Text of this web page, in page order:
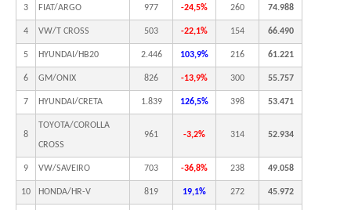
3 FIAT/ARGO 977 -24,5% 260 74.988
4 VW/T CROSS 503 -22,1% 154 66.490
5 HYUNDAI/HB20 2.446 103,9% 216 61.221
6 GM/ONIX 826 -13,9% 300 55.757
7 HYUNDAI/CRETA 1.839 126,5% 398 53.471
8
TOYOTA/COROLLA
CROSS
961 -3,2% 314 52.934
9 VW/SAVEIRO 703 -36,8% 238 49.058
10 HONDA/HR-V 819 19,1% 272 45.972